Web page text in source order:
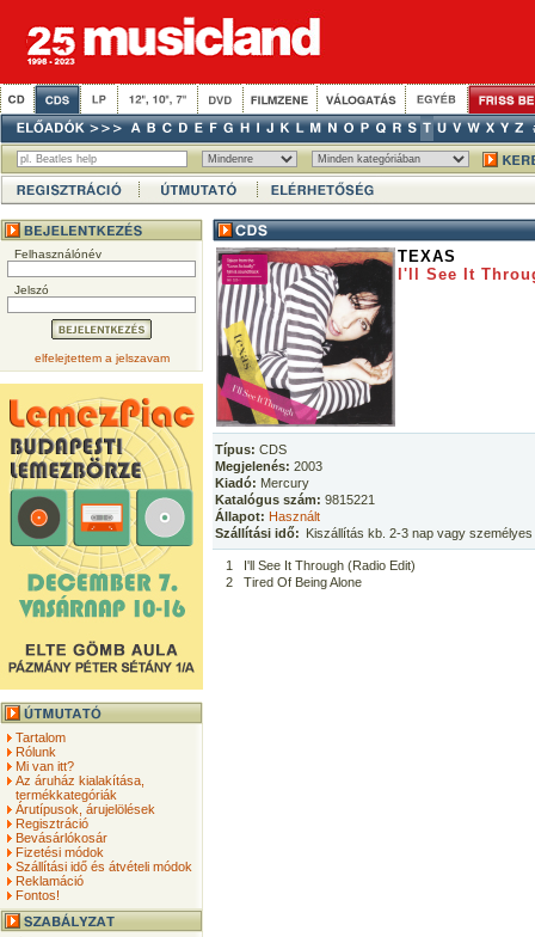
Felhasználónév
Jelszó
elfelejtettem a jelszavam
Tartalom
Rólunk
Mi van itt?
Az áruház kialakítása,
termékkategóriák
Árutípusok, árujelölések
Regisztráció
Bevásárlókosár
Fizetési módok
Szállítási idő és átvételi módok
Reklamáció
Fontos!
TEXAS
I'll See It
Típus: CDS
Megjelenés: 2003
Kiadó: Mercury
Katalógus szám: 9815221
Állapot: Használt
Szállítási idő: Kiszállítás kb. 2-3 nap vagy
1
I'll See It Through (Radio Edit)
2
Tired Of Being Alone